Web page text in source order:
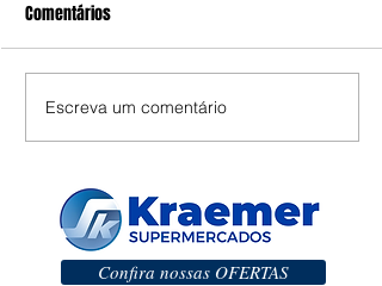
Comentários
Escreva um comentário
Confira nossas OFERTAS